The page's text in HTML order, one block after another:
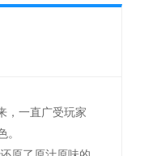
，一直广受玩家